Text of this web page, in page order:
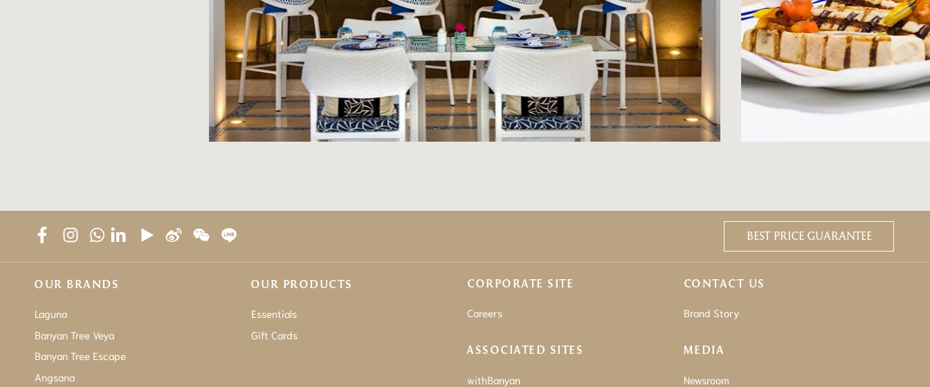
BEST PRICE GUARANTEE
OUR BRANDS
Laguna
Banyan Tree Veya
Banyan Tree Escape
Angsana
OUR PRODUCTS
Essentials
Gift Cards
CORPORATE SITE
Careers
ASSOCIATED SITES
withBanyan
CONTACT US
Brand Story
MEDIA
Newsroom